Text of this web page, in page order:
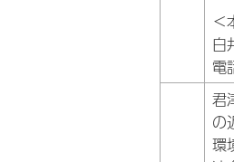
＜
白
電
君
の
環